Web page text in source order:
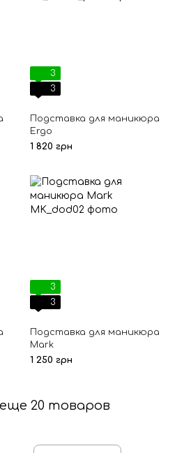
3
3
Подставка для маникюра
Ergo
1 820 грн
3
3
Подставка для маникюра
Mark
1 250 грн
20 товаров